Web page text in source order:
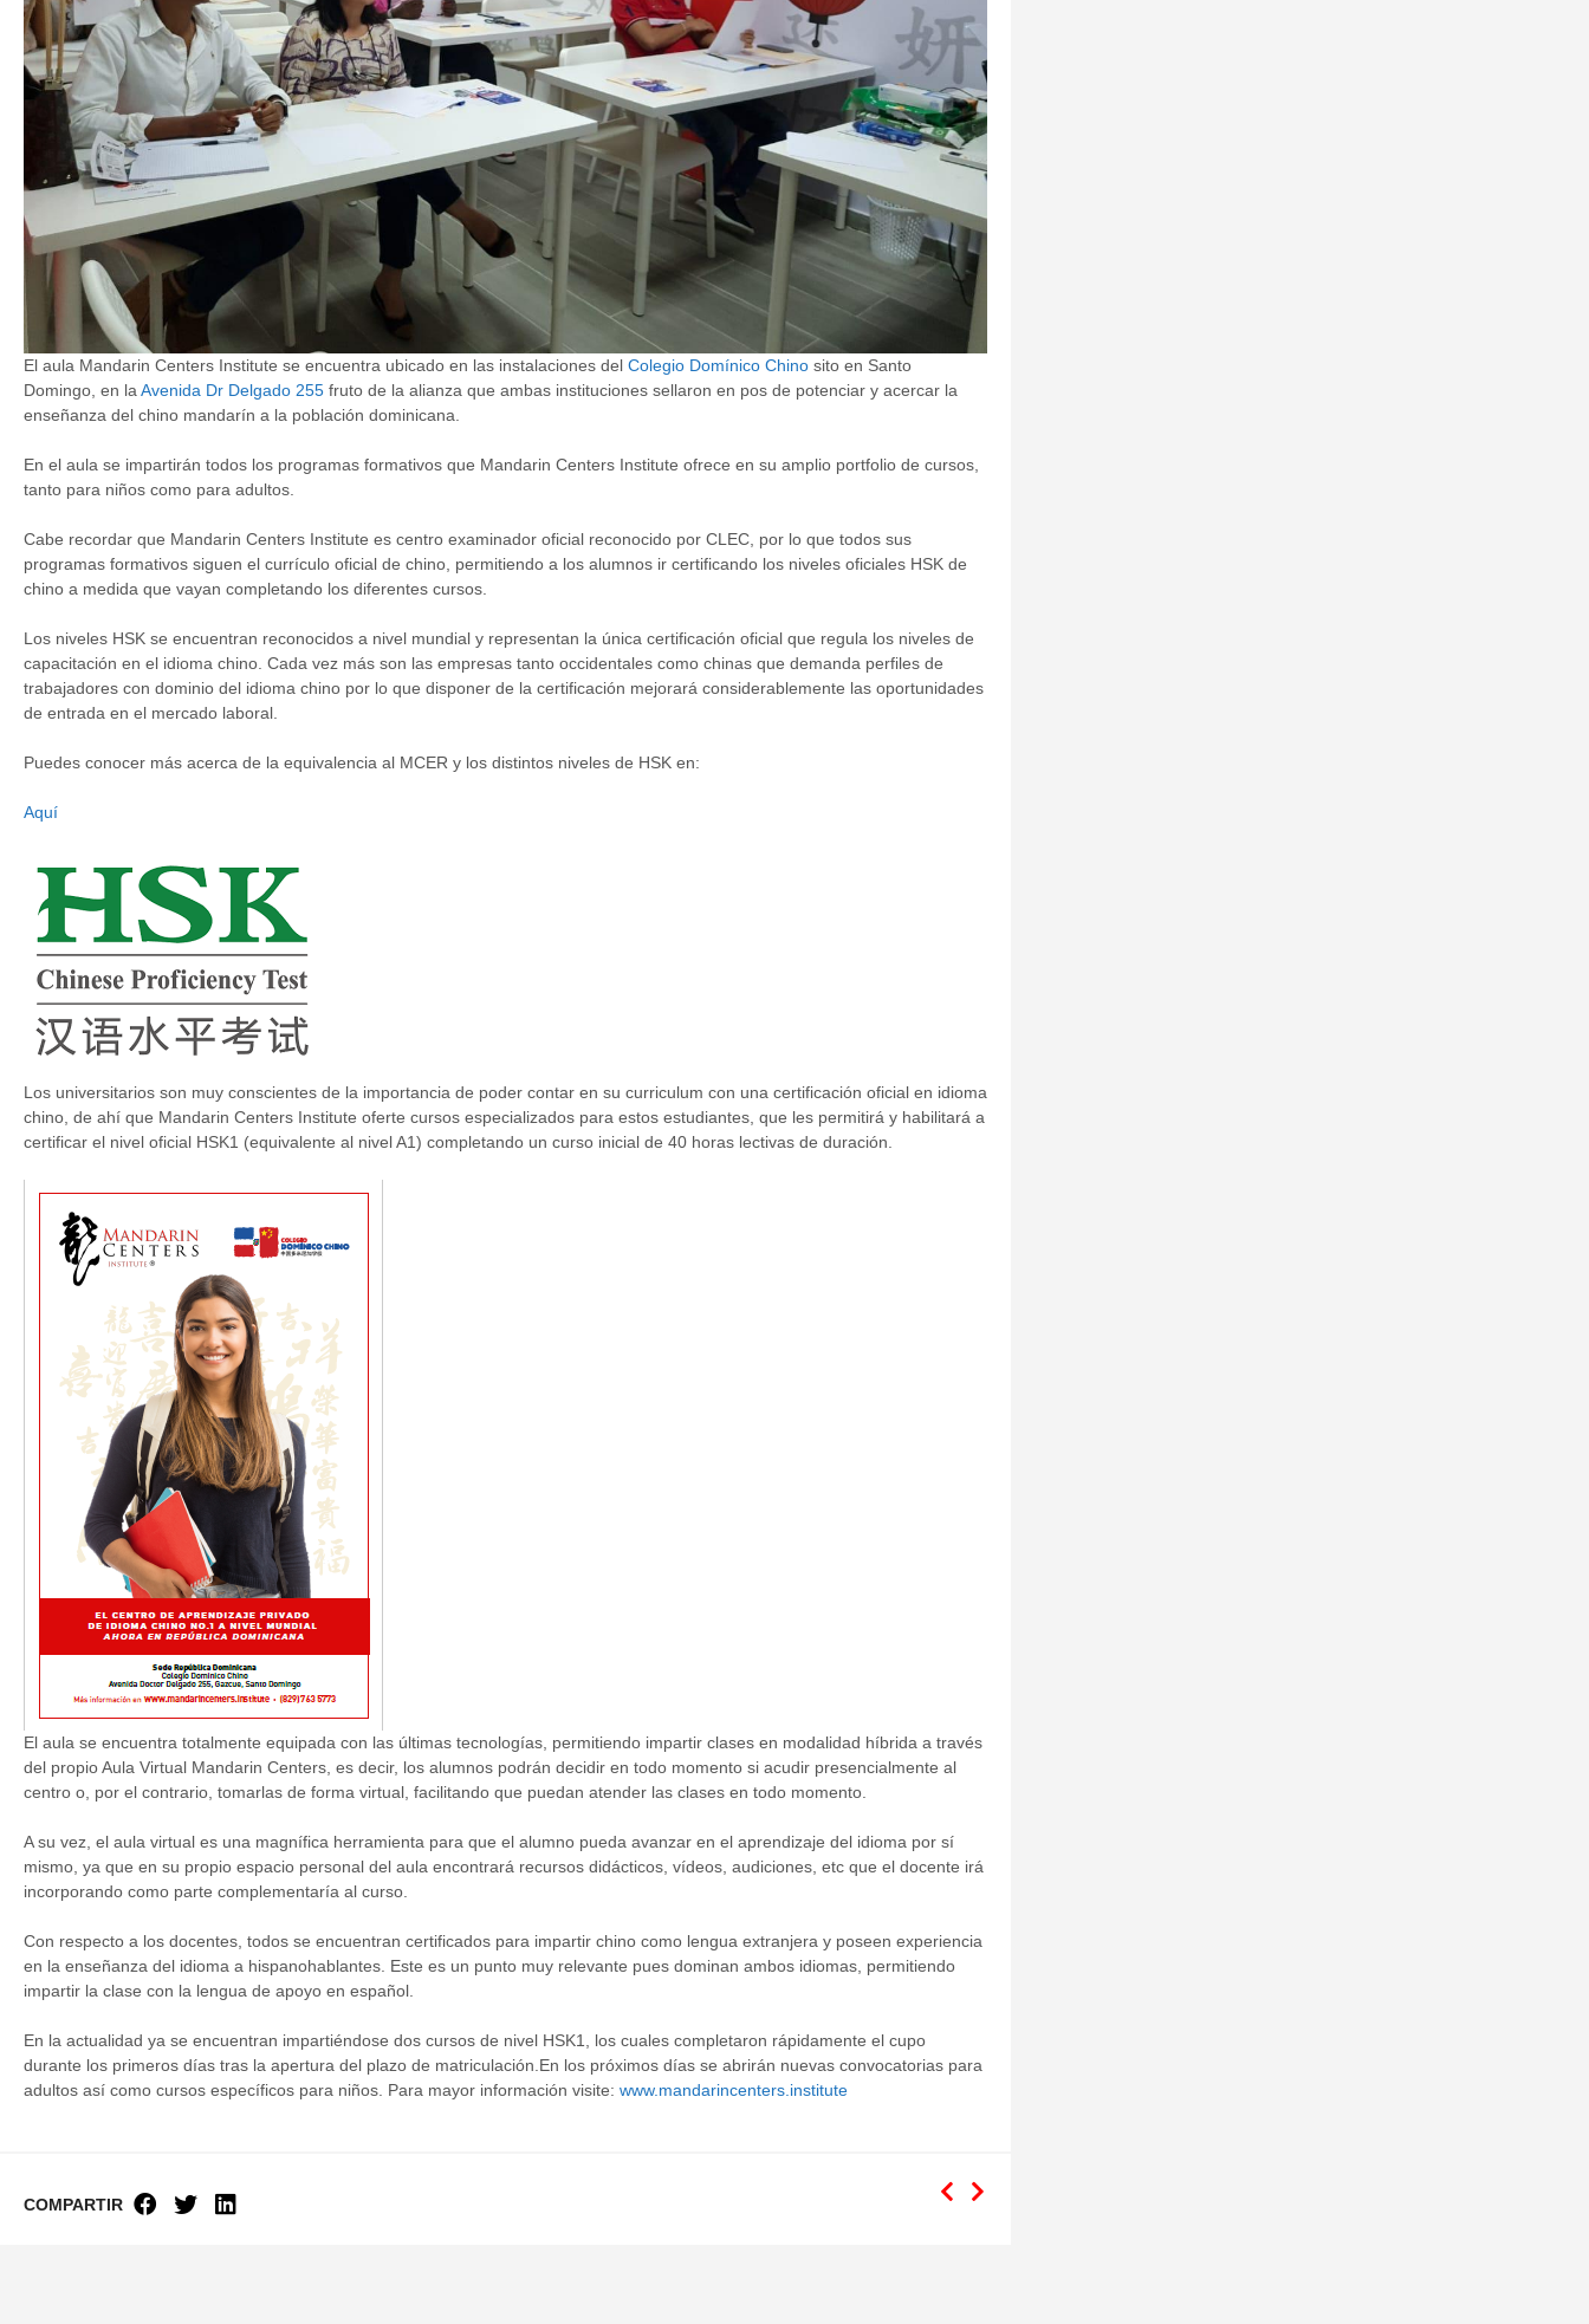
El aula Mandarin Centers Institute se encuentra ubicado en las instalaciones del Colegio Domínico Chino sito en Santo
Domingo, en la Avenida Dr Delgado 255 fruto de la alianza que ambas instituciones sellaron en pos de potenciar y acercar la
enseñanza del chino mandarín a la población dominicana.
En el aula se impartirán todos los programas formativos que Mandarin Centers Institute ofrece en su amplio portfolio de cursos,
tanto para niños como para adultos.
Cabe recordar que Mandarin Centers Institute es centro examinador oficial reconocido por CLEC, por lo que todos sus
programas formativos siguen el currículo oficial de chino, permitiendo a los alumnos ir certificando los niveles oficiales HSK de
chino a medida que vayan completando los diferentes cursos.
Los niveles HSK se encuentran reconocidos a nivel mundial y representan la única certificación oficial que regula los niveles de
capacitación en el idioma chino. Cada vez más son las empresas tanto occidentales como chinas que demanda perfiles de
trabajadores con dominio del idioma chino por lo que disponer de la certificación mejorará considerablemente las oportunidades
de entrada en el mercado laboral.
Puedes conocer más acerca de la equivalencia al MCER y los distintos niveles de HSK en:
Aquí
Los universitarios son muy conscientes de la importancia de poder contar en su curriculum con una certificación oficial en idioma
chino, de ahí que Mandarin Centers Institute oferte cursos especializados para estos estudiantes, que les permitirá y habilitará a
certificar el nivel oficial HSK1 (equivalente al nivel A1) completando un curso inicial de 40 horas lectivas de duración.
El aula se encuentra totalmente equipada con las últimas tecnologías, permitiendo impartir clases en modalidad híbrida a través
del propio Aula Virtual Mandarin Centers, es decir, los alumnos podrán decidir en todo momento si acudir presencialmente al
centro o, por el contrario, tomarlas de forma virtual, facilitando que puedan atender las clases en todo momento.
A su vez, el aula virtual es una magnífica herramienta para que el alumno pueda avanzar en el aprendizaje del idioma por sí
mismo, ya que en su propio espacio personal del aula encontrará recursos didácticos, vídeos, audiciones, etc que el docente irá
incorporando como parte complementaría al curso.
Con respecto a los docentes, todos se encuentran certificados para impartir chino como lengua extranjera y poseen experiencia
en la enseñanza del idioma a hispanohablantes. Este es un punto muy relevante pues dominan ambos idiomas, permitiendo
impartir la clase con la lengua de apoyo en español.
En la actualidad ya se encuentran impartiéndose dos cursos de nivel HSK1, los cuales completaron rápidamente el cupo
durante los primeros días tras la apertura del plazo de matriculación.En los próximos días se abrirán nuevas convocatorias para
adultos así como cursos específicos para niños. Para mayor información visite: www.mandarincenters.institute
COMPARTIR